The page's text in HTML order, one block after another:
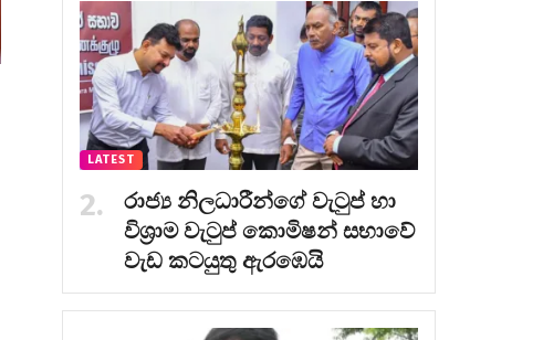
LATEST
රාජ්‍ය නිලධාරීන්ගේ වැටුප් හා
විශ්‍රාම වැටුප් කොමිෂන් සභාවේ
වැඩ කටයුතු ඇරඹෙයි